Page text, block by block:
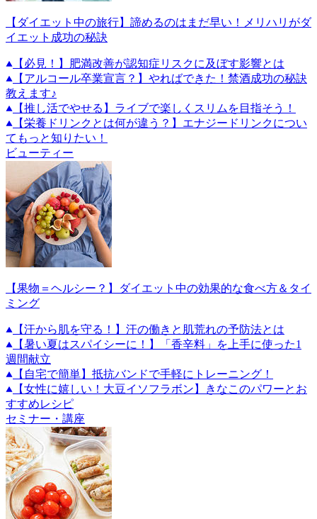
【ダイエット中の旅行】諦めるのはまだ早い！メリハリがダ
イエット成功の秘訣
【必見！】肥満改善が認知症リスクに及ぼす影響とは
【アルコール卒業宣言？】やればできた！禁酒成功の秘訣
教えます♪
【推し活でやせる】ライブで楽しくスリムを目指そう！
【栄養ドリンクとは何が違う？】エナジードリンクについ
てもっと知りたい！
ビューティー
【果物＝ヘルシー？】ダイエット中の効果的な食べ方＆タイ
ミング
【汗から肌を守る！】汗の働きと肌荒れの予防法とは
【暑い夏はスパイシーに！】「香辛料」を上手に使った1
週間献立
【自宅で簡単】抵抗バンドで手軽にトレーニング！
【女性に嬉しい！大豆イソフラボン】きなこのパワーとお
すすめレシピ
セミナー・講座